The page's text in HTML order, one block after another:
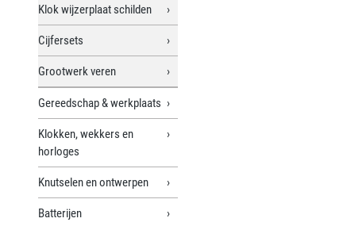
Klok wijzerplaat schilden
Cijfersets
Grootwerk veren
Gereedschap & werkplaats
Klokken, wekkers en
horloges
Knutselen en ontwerpen
Batterijen